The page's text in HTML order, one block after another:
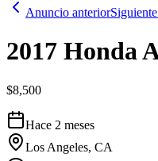
Anuncio anterior
2017 Honda
$8,500
Hace 2 meses
Los Angeles, CA